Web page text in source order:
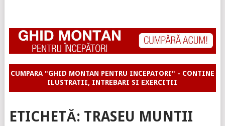
CUMPARA "GHID MONTAN PENTRU INCEPATORI" - CONTINE
ILUSTRATII, INTREBARI SI EXERCITII
ETICHETĂ: TRASEU MUNTII